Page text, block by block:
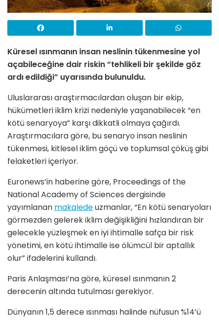
Küresel ısınmanın insan neslinin tükenmesine yol
açabileceğine dair riskin “tehlikeli bir şekilde göz
ardı edildiği” uyarısında bulunuldu.
Uluslararası araştırmacılardan oluşan bir ekip,
hükümetleri iklim krizi nedeniyle yaşanabilecek “en
kötü senaryoya” karşı dikkatli olmaya çağırdı.
Araştırmacılara göre, bu senaryo insan neslinin
tükenmesi, kitlesel iklim göçü ve toplumsal çöküş gibi
felaketleri içeriyor.
Euronews’in haberine göre, Proceedings of the
National Academy of Sciences dergisinde
yayımlanan makaledeuzmanlar, “En kötü senaryoları
görmezden gelerek iklim değişikliğini hızlandıran bir
gelecekle yüzleşmek en iyi ihtimalle safça bir risk
yönetimi, en kötü ihtimalle ise ölümcül bir aptallık
olur” ifadelerini kullandı.
Paris Anlaşması’na göre, küresel ısınmanın 2
derecenin altında tutulması gerekiyor.
Dünyanın 1,5 derece ısınması halinde nüfusun %14’ü